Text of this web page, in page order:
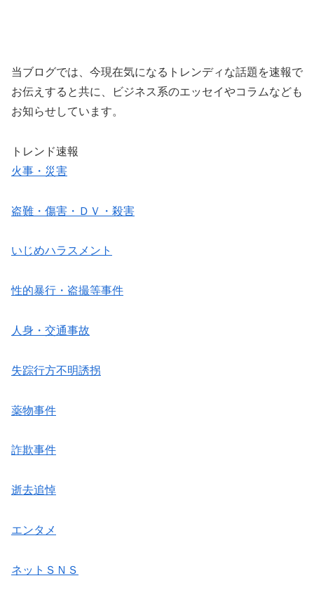
当ブログでは、今現在気になるトレンディな話題を速報で
お伝えすると共に、ビジネス系のエッセイやコラムなども
お知らせしています。
トレンド速報
火事・災害
盗難・傷害・ＤＶ・殺害
いじめハラスメント
性的暴行・盗撮等事件
人身・交通事故
失踪行方不明誘拐
薬物事件
詐欺事件
逝去追悼
エンタメ
ネットＳＮＳ